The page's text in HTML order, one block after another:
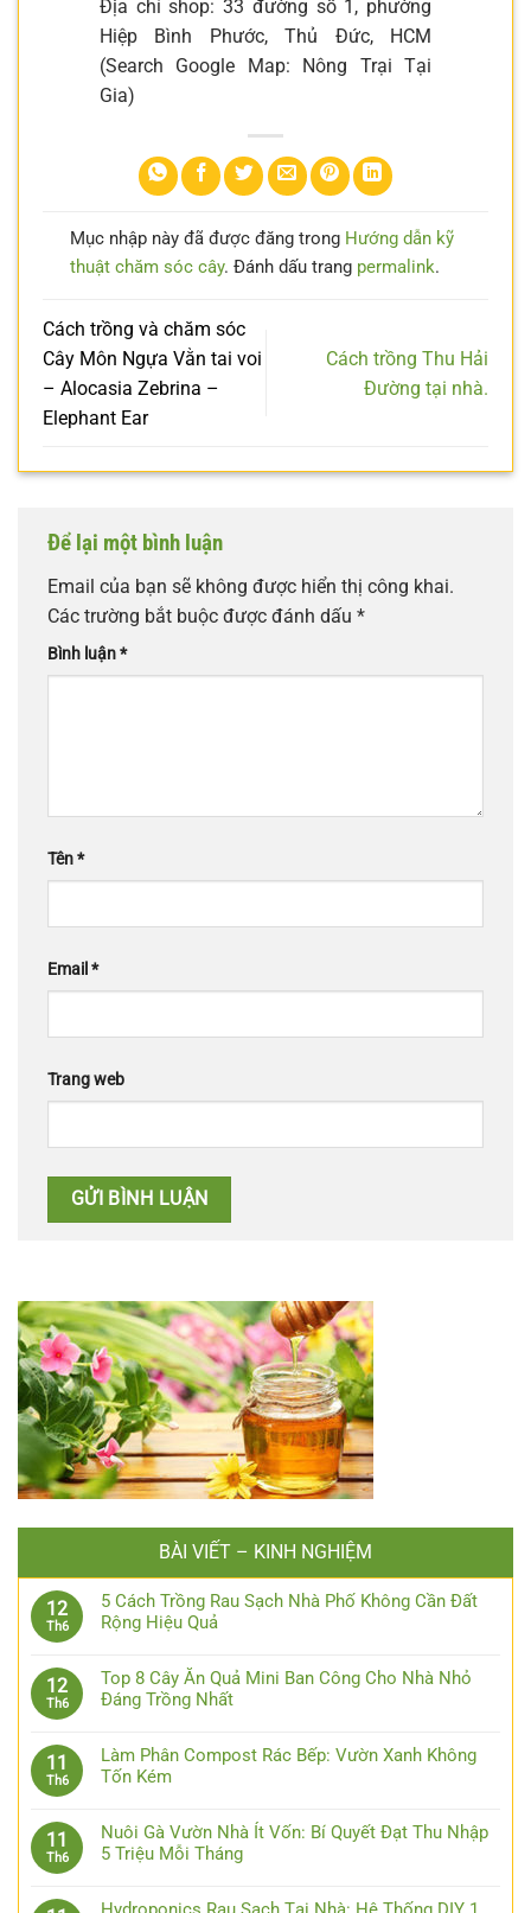
Địa chỉ shop: 33 đường số 1, phường
Hiệp Bình Phước, Thủ Đức, HCM
(Search Google Map: Nông Trại Tại
Gia)
Mục nhập này đã được đăng trong Hướng dẫn kỹ
thuật chăm sóc cây. Đánh dấu trang permalink.
Cách trồng và chăm sóc
Cây Môn Ngựa Vằn tai voi
– Alocasia Zebrina –
Elephant Ear
Cách trồng Thu Hải
Đường tại nhà.
Để lại một bình luận
Email của bạn sẽ không được hiển thị công khai.
Các trường bắt buộc được đánh dấu *
Bình luận*
Tên*
Email *
Trang web
BÀI VIẾT – KINH NGHIỆM
12
Th6
5 Cách Trồng Rau Sạch Nhà Phố Không Cần Đất
Rộng Hiệu Quả
12
Th6
Top 8 Cây Ăn Quả Mini Ban Công Cho Nhà Nhỏ
Đáng Trồng Nhất
11
Th6
Làm Phân Compost Rác Bếp: Vườn Xanh Không
Tốn Kém
11
Th6
Nuôi Gà Vườn Nhà Ít Vốn: Bí Quyết Đạt Thu Nhập
5 Triệu Mỗi Tháng